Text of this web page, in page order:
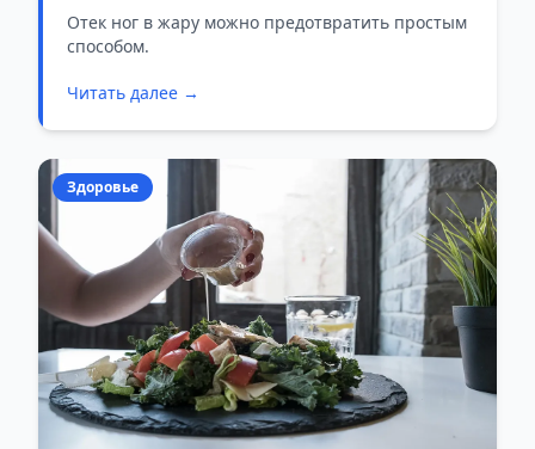
которую никто не обращает
внимания
Отек ног в жару можно предотвратить простым
способом.
Читать далее →
Здоровье